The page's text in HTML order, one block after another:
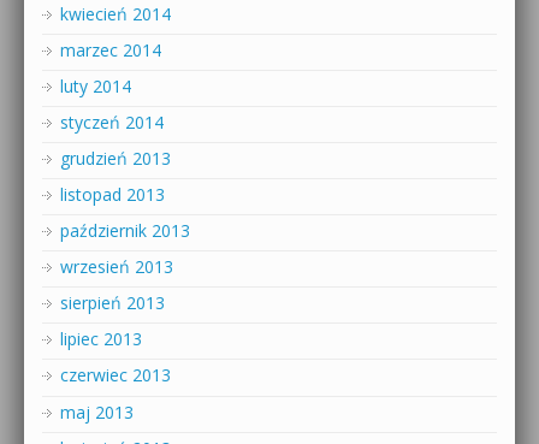
kwiecień 2014
marzec 2014
luty 2014
styczeń 2014
grudzień 2013
listopad 2013
październik 2013
wrzesień 2013
sierpień 2013
lipiec 2013
czerwiec 2013
maj 2013